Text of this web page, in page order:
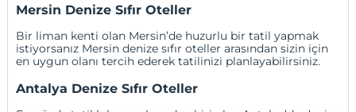
Mersin Denize Sıfır Oteller
Bir liman kenti olan Mersin’de huzurlu bir tatil yapmak
istiyorsanız Mersin denize sıfır oteller arasından sizin için
en uygun olanı tercih ederek tatilinizi planlayabilirsiniz.
Antalya Denize Sıfır Oteller